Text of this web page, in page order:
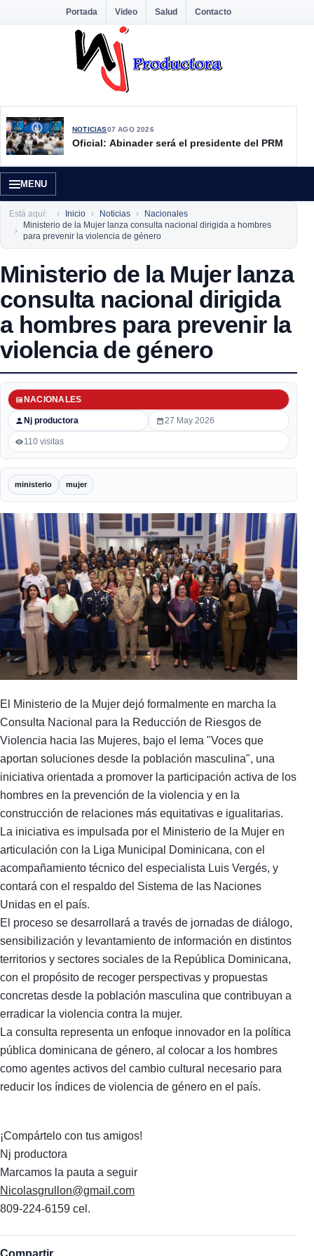
Portada Video Salud Contacto
NOTICIAS07 AGO 2026
Oficial: Abinader será el presidente del PRM
MENU
Está aquí: Inicio Noticias
Nacionales
Ministerio de la Mujer lanza consulta nacional dirigida a hombres
para prevenir la violencia de género
Ministerio de la Mujer lanza
consulta nacional dirigida
a hombres para prevenir la
violencia de género
Nj productora
NACIONALES
27 May 2026
110 visitas
ministerio mujer
El Ministerio de la Mujer dejó formalmente en marcha la
Consulta Nacional para la Reducción de Riesgos de
Violencia hacia las Mujeres, bajo el lema "Voces que
aportan soluciones desde la población masculina", una
iniciativa orientada a promover la participación activa de los
hombres en la prevención de la violencia y en la
construcción de relaciones más equitativas e igualitarias.
La iniciativa es impulsada por el Ministerio de la Mujer en
articulación con la Liga Municipal Dominicana, con el
acompañamiento técnico del especialista Luis Vergés, y
contará con el respaldo del Sistema de las Naciones
Unidas en el país.
El proceso se desarrollará a través de jornadas de diálogo,
sensibilización y levantamiento de información en distintos
territorios y sectores sociales de la República Dominicana,
con el propósito de recoger perspectivas y propuestas
concretas desde la población masculina que contribuyan a
erradicar la violencia contra la mujer.
La consulta representa un enfoque innovador en la política
pública dominicana de género, al colocar a los hombres
como agentes activos del cambio cultural necesario para
reducir los índices de violencia de género en el país.
¡Compártelo con tus amigos!
Nj productora
Marcamos la pauta a seguir
Nicolasgrullon@gmail.com
809-224-6159 cel.